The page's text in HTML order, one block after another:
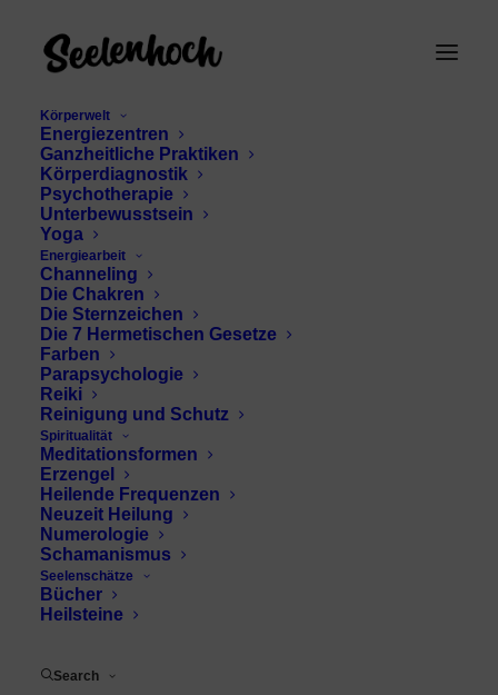
Körperwelt
Energiezentren
Ganzheitliche Praktiken
Körperdiagnostik
Psychotherapie
Unterbewusstsein
Yoga
Energiearbeit
Channeling
Die Chakren
Die Sternzeichen
Die 7 Hermetischen Gesetze
Farben
Parapsychologie
Reiki
Reinigung und Schutz
Spiritualität
Meditationsformen
Erzengel
Heilende Frequenzen
Neuzeit Heilung
Numerologie
Schamanismus
Seelenschätze
Bücher
Heilsteine
Search
Pythagoras